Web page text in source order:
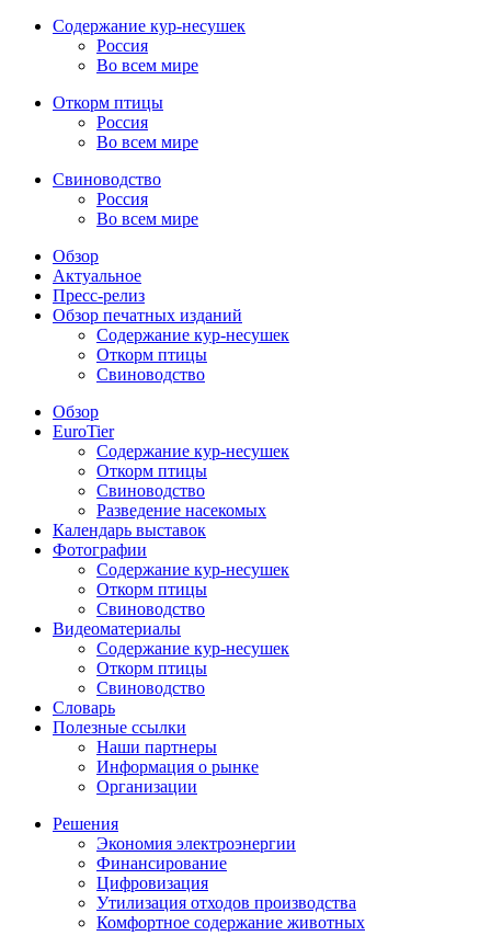
Содержание кур-несушек
Россия
Во всем мире
Откорм птицы
Россия
Во всем мире
Свиноводство
Россия
Во всем мире
Обзор
Актуальное
Пресс-релиз
Обзор печатных изданий
Содержание кур-несушек
Откорм птицы
Свиноводство
Обзор
EuroTier
Содержание кур-несушек
Откорм птицы
Свиноводство
Разведение насекомых
Календарь выставок
Фотографии
Содержание кур-несушек
Откорм птицы
Свиноводство
Видеоматериалы
Содержание кур-несушек
Откорм птицы
Свиноводство
Словарь
Полезные ссылки
Наши партнеры
Информация о рынке
Организации
Решения
Экономия электроэнергии
Финансирование
Цифровизация
Утилизация отходов производства
Комфортное содержание животных